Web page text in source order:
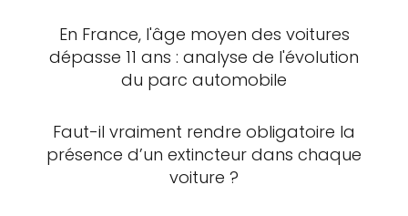
En France, l'âge moyen des voitures
dépasse 11 ans : analyse de l'évolution
du parc automobile
Faut-il vraiment rendre obligatoire la
présence d’un extincteur dans chaque
voiture ?